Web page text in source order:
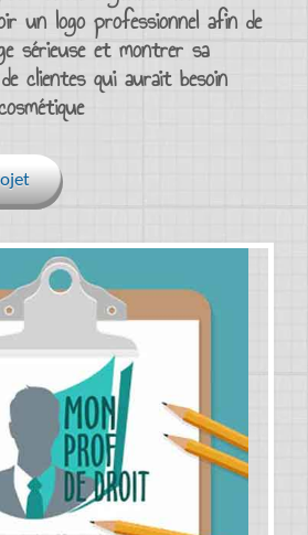
un logo professionnel afin de
sérieuse et montrer sa
clientes qui aurait besoin